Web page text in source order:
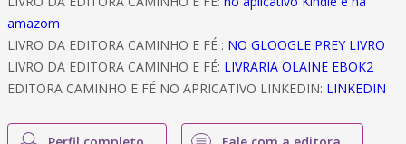
amazom
LIVRO DA EDITORA CAMINHO E FÉ : NO GLOOGLE PREY LIVRO
LIVRO DA EDITORA CAMINHO E FÉ: LIVRARIA OLAINE EBOK2
EDITORA CAMINHO E FÉ NO APRICATIVO LINKEDIN: LINKEDIN